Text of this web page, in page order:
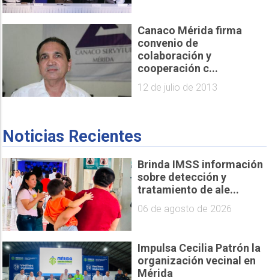
Canaco Mérida firma
convenio de
colaboración y
cooperación c...
12 de julio de 2013
Noticias Recientes
Brinda IMSS información
sobre detección y
tratamiento de ale...
06 de agosto de 2026
Impulsa Cecilia Patrón la
organización vecinal en
Mérida